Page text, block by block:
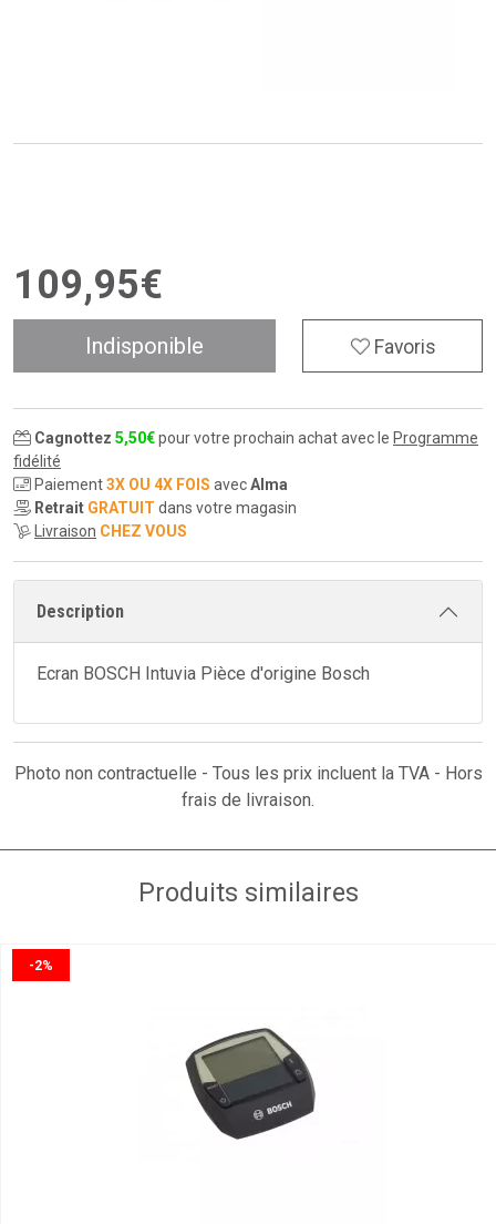
109,95€
Indisponible Favoris
Cagnottez 5,50€pour votre prochain achat avec le Programme
fidélité
Paiement3X OU 4X FOIS avecAlma
Retrait GRATUIT dans votre magasin
Livraison CHEZ VOUS
Description
Ecran BOSCH Intuvia Pièce d'origine Bosch
Photo non contractuelle - Tous les prix incluent la TVA - Hors
frais de livraison.
Produits similaires
-2%